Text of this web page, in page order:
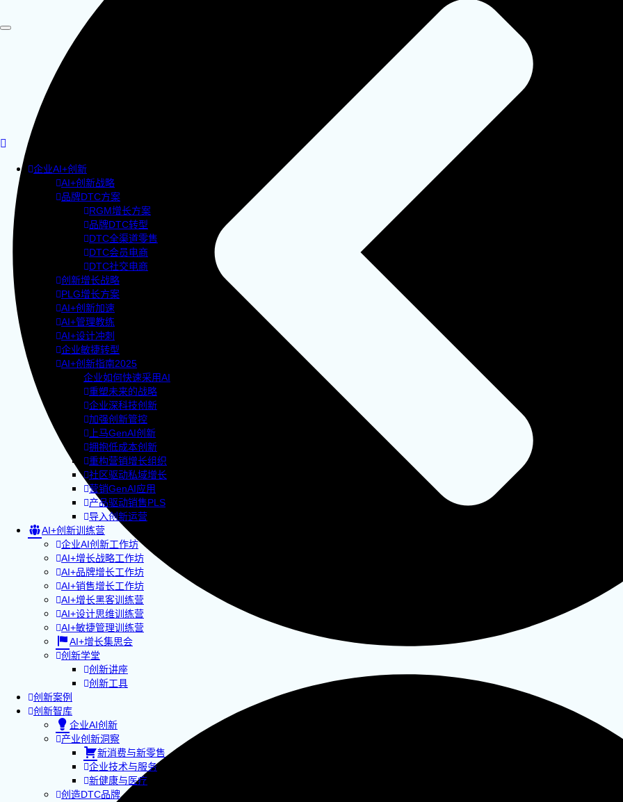
企业AI+创新
AI+创新战略
品牌DTC方案
RGM增长方案
品牌DTC转型
DTC全渠道零售
DTC会员电商
DTC社交电商
创新增长战略
PLG增长方案
AI+创新加速
AI+管理教练
AI+设计冲刺
企业敏捷转型
AI+创新指南2025
企业如何快速采用AI
重塑未来的战略
企业深科技创新
加强创新管控
上马GenAI创新
拥抱低成本创新
重构营销增长组织
社区驱动私域增长
营销GenAI应用
产品驱动销售PLS
导入创新运营
AI+创新训练营
企业AI创新工作坊
AI+增长战略工作坊
AI+品牌增长工作坊
AI+销售增长工作坊
AI+增长黑客训练营
AI+设计思维训练营
AI+敏捷管理训练营
AI+增长集思会
创新学堂
创新讲座
创新工具
创新案例
创新智库
企业AI创新
产业创新洞察
新消费与新零售
企业技术与服务
新健康与医疗
创造DTC品牌